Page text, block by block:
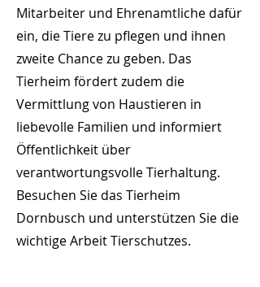
Mitarbeiter und Ehrenamtliche dafür
ein, die Tiere zu pflegen und ihnen
zweite Chance zu geben. Das
Tierheim fördert zudem die
Vermittlung von Haustieren in
liebevolle Familien und informiert
Öffentlichkeit über
verantwortungsvolle Tierhaltung.
Besuchen Sie das Tierheim
Dornbusch und unterstützen Sie die
wichtige Arbeit Tierschutzes.